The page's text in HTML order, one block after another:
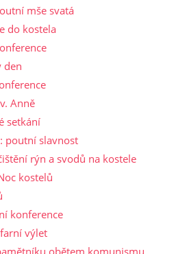
mše svatá
do kostela
den
Anně
setkání
poutní slavnost
rýn a svodů na kostele
kostelů
konference
výlet